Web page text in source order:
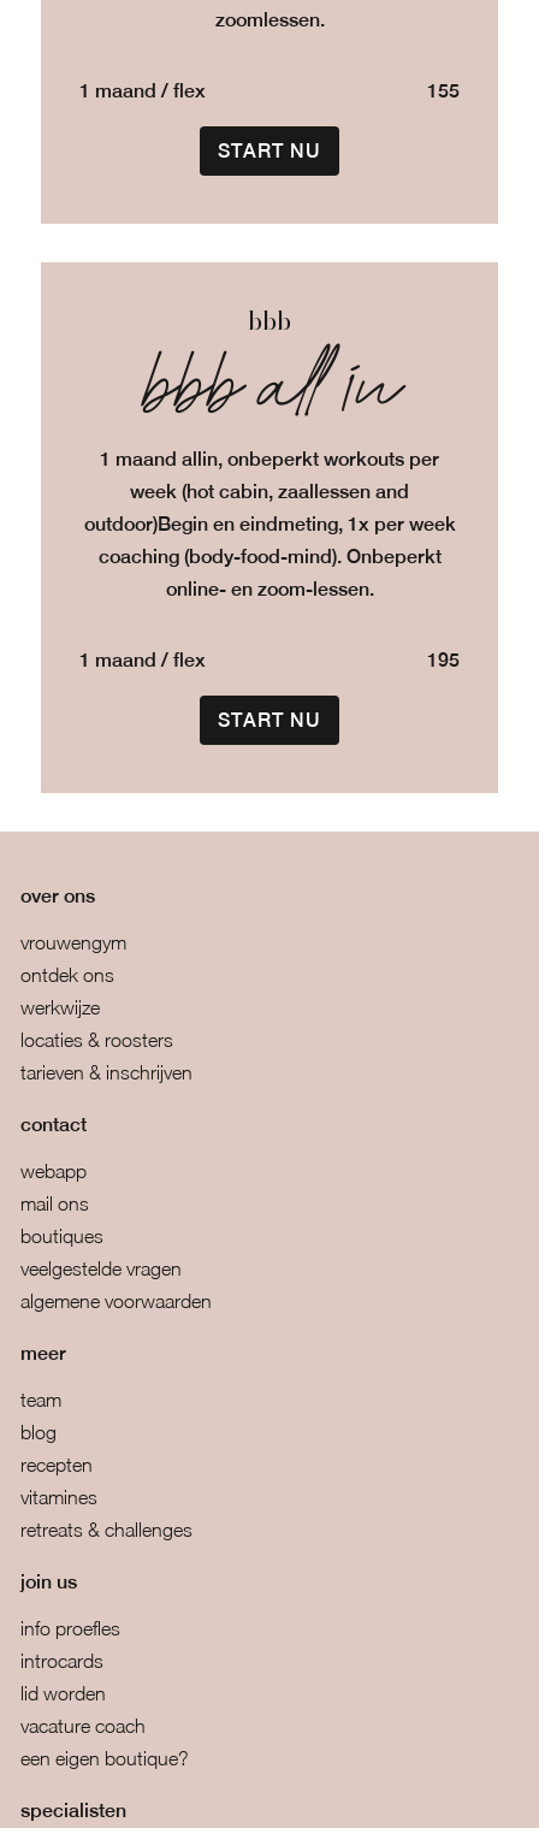
zoomlessen.
1 maand / flex 155
START NU
bbb
bbb all in
1 maand allin, onbeperkt workouts per
week (hot cabin, zaallessen and
outdoor)Begin en eindmeting, 1x per week
coaching (body-food-mind). Onbeperkt
online- en zoom-lessen.
1 maand / flex 195
START NU
over ons
vrouwengym
ontdek ons
werkwijze
locaties & roosters
tarieven & inschrijven
contact
webapp
mail ons
boutiques
veelgestelde vragen
algemene voorwaarden
meer
team
blog
recepten
vitamines
retreats & challenges
join us
info proefles
introcards
lid worden
vacature coach
een eigen boutique?
specialisten